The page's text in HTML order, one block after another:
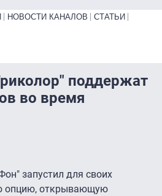
НОВОСТИ КАНАЛОВ
СТАТЬИ
поддержат
во время
запустил для своих
опцию, открывающую